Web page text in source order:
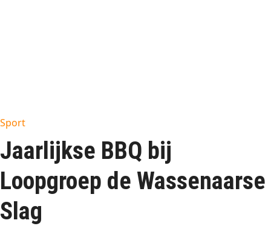
Sport
Jaarlijkse BBQ bij
Loopgroep de Wassenaarse
Slag